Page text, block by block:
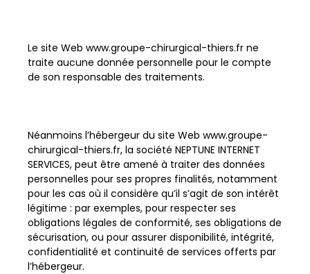
Le site Web www.groupe-chirurgical-thiers.fr ne
traite aucune donnée personnelle pour le compte
de son responsable des traitements.
Néanmoins l’hébergeur du site Web www.groupe-
chirurgical-thiers.fr, la société NEPTUNE INTERNET
SERVICES, peut être amené à traiter des données
personnelles pour ses propres finalités, notamment
pour les cas où il considère qu’il s’agit de son intérêt
légitime : par exemples, pour respecter ses
obligations légales de conformité, ses obligations de
sécurisation, ou pour assurer disponibilité, intégrité,
confidentialité et continuité de services offerts par
l’hébergeur.